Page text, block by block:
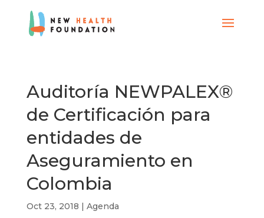
Auditoría NEWPALEX®
de Certificación para
entidades de
Aseguramiento en
Colombia
Oct 23, 2018 | Agenda